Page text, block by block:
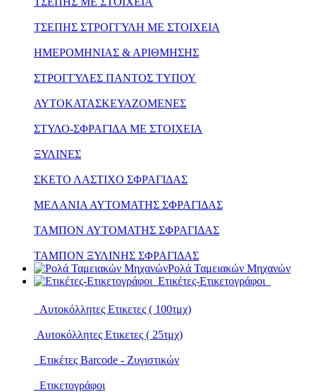
ΤΣΕΠΗΣ ΣΤΡΟΓΓΥΛΗ ΜΕ ΣΤΟΙΧΕΙΑ
ΗΜΕΡΟΜΗΝΙΑΣ & ΑΡΙΘΜΗΣΗΣ
ΣΤΡΟΓΓΥΛΕΣ ΠΑΝΤΟΣ ΤΥΠΟΥ
ΑΥΤΟΚΑΤΑΣΚΕΥΑΖΟΜΕΝΕΣ
ΣΤΥΛΟ-ΣΦΡΑΓΙΔΑ ΜΕ ΣΤΟΙΧΕΙΑ
ΞΥΛΙΝΕΣ
ΣΚΕΤΟ ΛΑΣΤΙΧΟ ΣΦΡΑΓΙΔΑΣ
ΜΕΛΑΝΙΑ ΑΥΤΟΜΑΤΗΣ ΣΦΡΑΓΙΔΑΣ
ΤΑΜΠΟΝ ΑΥΤΟΜΑΤΗΣ ΣΦΡΑΓΙΔΑΣ
ΤΑΜΠΟΝ ΞΥΛΙΝΗΣ ΣΦΡΑΓΙΔΑΣ
Ρολά Ταμειακών Μηχανών
Ετικέτες-Ετικετογράφοι
Αυτοκόλλητες Ετικετες ( 100τμχ)
Αυτοκόλλητες Ετικετες ( 25τμχ)
Ετικέτες Barcode - Ζυγιστικών
Ετικετογράφοι